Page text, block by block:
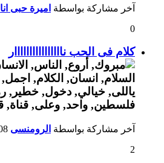
آخر مشاركة بواسطة اميرة حبى انا
0
كلام فى الحب ناااااااااااااااار
آخر مشاركة بواسطة الرومنسى
2